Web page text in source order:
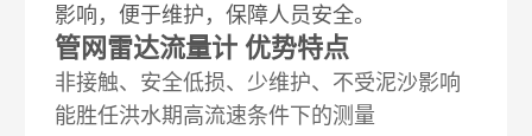
影响，便于维护，保障人员安全。
管网雷达流量计 优势特点
非接触、安全低损、少维护、不受泥沙影响
能胜任洪水期高流速条件下的测量